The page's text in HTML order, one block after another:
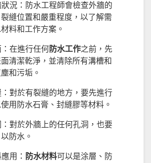
況：防水工程師會檢查外牆的
縫位置和嚴重程度，以了解需
料和工作方案。
在進行任何防水工作之前，先
清潔乾淨，並清除所有溝槽和
和污垢。
對於有裂縫的地方，要先進行
用防水石膏、封縫膠等材料。
對於外牆上的任何孔洞，也要
防水。
用： 防水材料可以是涂層、防